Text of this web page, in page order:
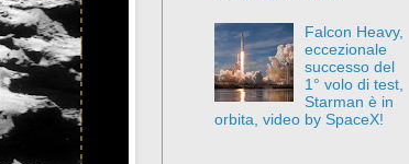
Falcon Heavy,
eccezionale
successo del
1° volo di test,
Starman è in
orbita, video by SpaceX!